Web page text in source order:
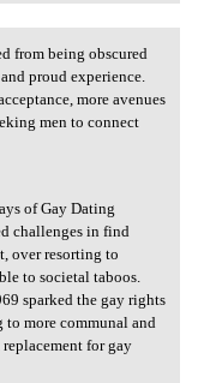
from being obscured
proud experience.
more avenues
men to connect
of Gay Dating
challenges in find
over resorting to
to societal taboos.
sparked the gay rights
more communal and
for gay